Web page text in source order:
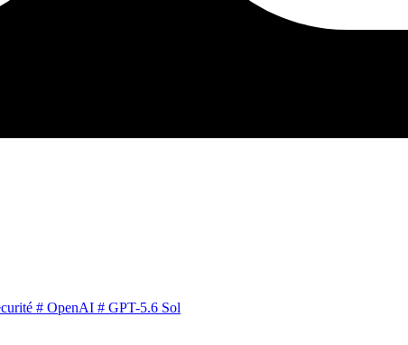
# OpenAI # GPT-5.6 Sol